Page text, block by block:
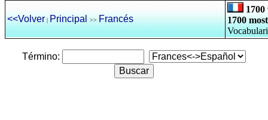
<<Volver |Principal >>Francés
1700
Término: